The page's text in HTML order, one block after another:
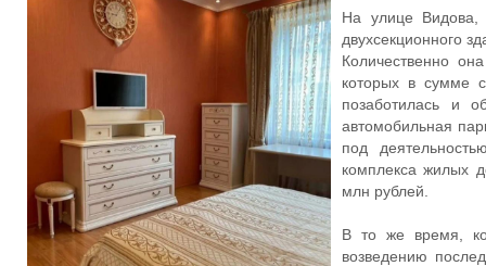
На улице
двухсекционного
Количественно
которых в сумме
позаботилась и
автомобильная
под
комплекса жилых
млн рублей.
В то же время,
возведению